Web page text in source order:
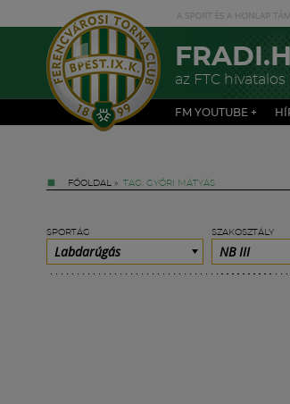
az FTC
FM YOUTUBE +
FŐOLDAL » TAG: GYŐRI MÁTYÁS
SPORTÁG
Labdarúgás
SZAKOSZTÁLY
NB III